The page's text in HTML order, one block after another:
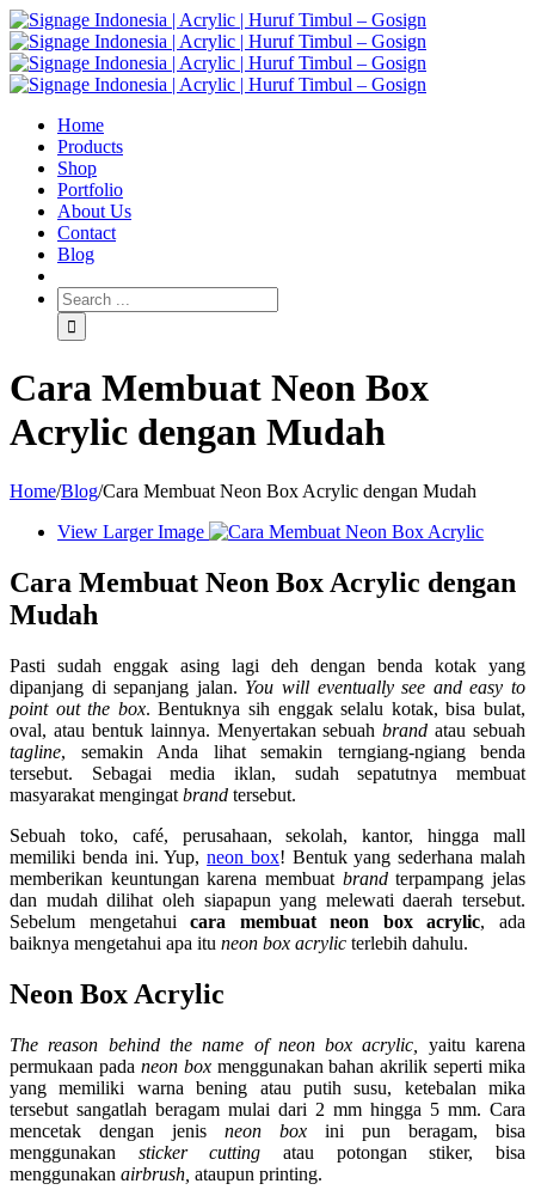
Home
Products
Shop
Portfolio
About Us
Contact
Blog
Cara Membuat Neon Box
Acrylic dengan Mudah
Home/Blog/Cara Membuat Neon Box Acrylic dengan Mudah
View Larger Image
Cara Membuat Neon Box Acrylic dengan
Mudah
Pasti sudah enggak asing lagi deh dengan benda kotak yang
dipanjang di sepanjang jalan. You will eventually see and easy to
point out the box. Bentuknya sih enggak selalu kotak, bisa bulat,
oval, atau bentuk lainnya. Menyertakan sebuahbrand atau sebuah
tagline, semakin Anda lihat semakin terngiang-ngiang benda
tersebut. Sebagai media iklan, sudah sepatutnya membuat
masyarakat mengingat brand tersebut.
Sebuah toko, café, perusahaan, sekolah, kantor, hingga mall
memiliki benda ini. Yup,neon box! Bentuk yang sederhana malah
memberikan keuntungan karena membuat brandterpampang jelas
dan mudah dilihat oleh siapapun yang melewati daerah tersebut.
Sebelum mengetahuicara membuat neon box acrylic, ada
baiknya mengetahui apa itu neon box acrylic terlebih dahulu.
Neon Box Acrylic
The reason behind the name of neon box acrylic,
yaitu karena
permukaan pada neon boxmenggunakan bahan akrilik seperti mika
yang memiliki warna bening atau putih susu, ketebalan mika
tersebut sangatlah beragam mulai dari 2 mm hingga 5 mm. Cara
mencetak dengan jenis neon box ini pun beragam, bisa
menggunakan sticker cutting atau potongan stiker, bisa
menggunakan airbrush, ataupun printing.